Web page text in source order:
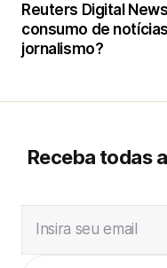
Reuters Digital
consumo de
jornalismo?
Receba todas
Insira seu email